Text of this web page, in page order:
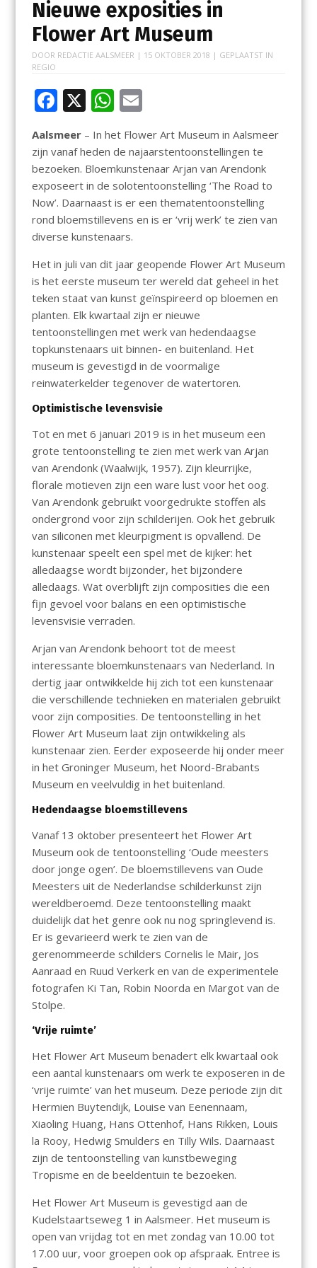
Nieuwe exposities in
Flower Art Museum
DOOR REDACTIE AALSMEER | 15 OKTOBER 2018 | GEPLAATST IN
REGIO
F
e
b
o
o
k
X W
at
s
A
p
p
E
ai
l
Aalsmeer– In het Flower Art Museum in Aalsmeer
zijn vanaf heden de najaarstentoonstellingen te
bezoeken. Bloemkunstenaar Arjan van Arendonk
exposeert in de solotentoonstelling ‘The Road to
Now’. Daarnaast is er een thematentoonstelling
rond bloemstillevens en is er ‘vrij werk’ te zien van
diverse kunstenaars.
Het in juli van dit jaar geopende Flower Art Museum
is het eerste museum ter wereld dat geheel in het
teken staat van kunst geïnspireerd op bloemen en
planten. Elk kwartaal zijn er nieuwe
tentoonstellingen met werk van hedendaagse
topkunstenaars uit binnen- en buitenland. Het
museum is gevestigd in de voormalige
reinwaterkelder tegenover de watertoren.
Optimistische levensvisie
Tot en met 6 januari 2019 is in het museum een
grote tentoonstelling te zien met werk van Arjan
van Arendonk (Waalwijk, 1957). Zijn kleurrijke,
florale motieven zijn een ware lust voor het oog.
Van Arendonk gebruikt voorgedrukte stoffen als
ondergrond voor zijn schilderijen. Ook het gebruik
van siliconen met kleurpigment is opvallend. De
kunstenaar speelt een spel met de kijker: het
alledaagse wordt bijzonder, het bijzondere
alledaags. Wat overblijft zijn composities die een
fijn gevoel voor balans en een optimistische
levensvisie verraden.
Arjan van Arendonk behoort tot de meest
interessante bloemkunstenaars van Nederland. In
dertig jaar ontwikkelde hij zich tot een kunstenaar
die verschillende technieken en materialen gebruikt
voor zijn composities. De tentoonstelling in het
Flower Art Museum laat zijn ontwikkeling als
kunstenaar zien. Eerder exposeerde hij onder meer
in het Groninger Museum, het Noord-Brabants
Museum en veelvuldig in het buitenland.
Hedendaagse bloemstillevens
Vanaf 13 oktober presenteert het Flower Art
Museum ook de tentoonstelling ‘Oude meesters
door jonge ogen’. De bloemstillevens van Oude
Meesters uit de Nederlandse schilderkunst zijn
wereldberoemd. Deze tentoonstelling maakt
duidelijk dat het genre ook nu nog springlevend is.
Er is gevarieerd werk te zien van de
gerenommeerde schilders Cornelis le Mair, Jos
Aanraad en Ruud Verkerk en van de experimentele
fotografen Ki Tan, Robin Noorda en Margot van de
Stolpe.
‘Vrije ruimte’
Het Flower Art Museum benadert elk kwartaal ook
een aantal kunstenaars om werk te exposeren in de
‘vrije ruimte’ van het museum. Deze periode zijn dit
Hermien Buytendijk, Louise van Eenennaam,
Xiaoling Huang, Hans Ottenhof, Hans Rikken, Louis
la Rooy, Hedwig Smulders en Tilly Wils. Daarnaast
zijn de tentoonstelling van kunstbeweging
Tropisme en de beeldentuin te bezoeken.
Het Flower Art Museum is gevestigd aan de
Kudelstaartseweg 1 in Aalsmeer. Het museum is
open van vrijdag tot en met zondag van 10.00 tot
17.00 uur, voor groepen ook op afspraak. Entree is